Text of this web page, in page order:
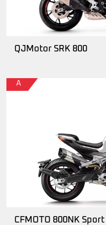
QJMotor SRK 800
A
CFMOTO 800NK